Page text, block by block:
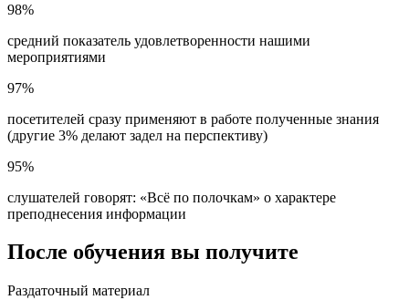
98%
средний показатель удовлетворенности нашими
мероприятиями
97%
посетителей сразу применяют в работе полученные знания
(другие 3% делают задел на перспективу)
95%
слушателей говорят: «Всё по полочкам» о характере
преподнесения информации
После обучения вы получите
Раздаточный материал